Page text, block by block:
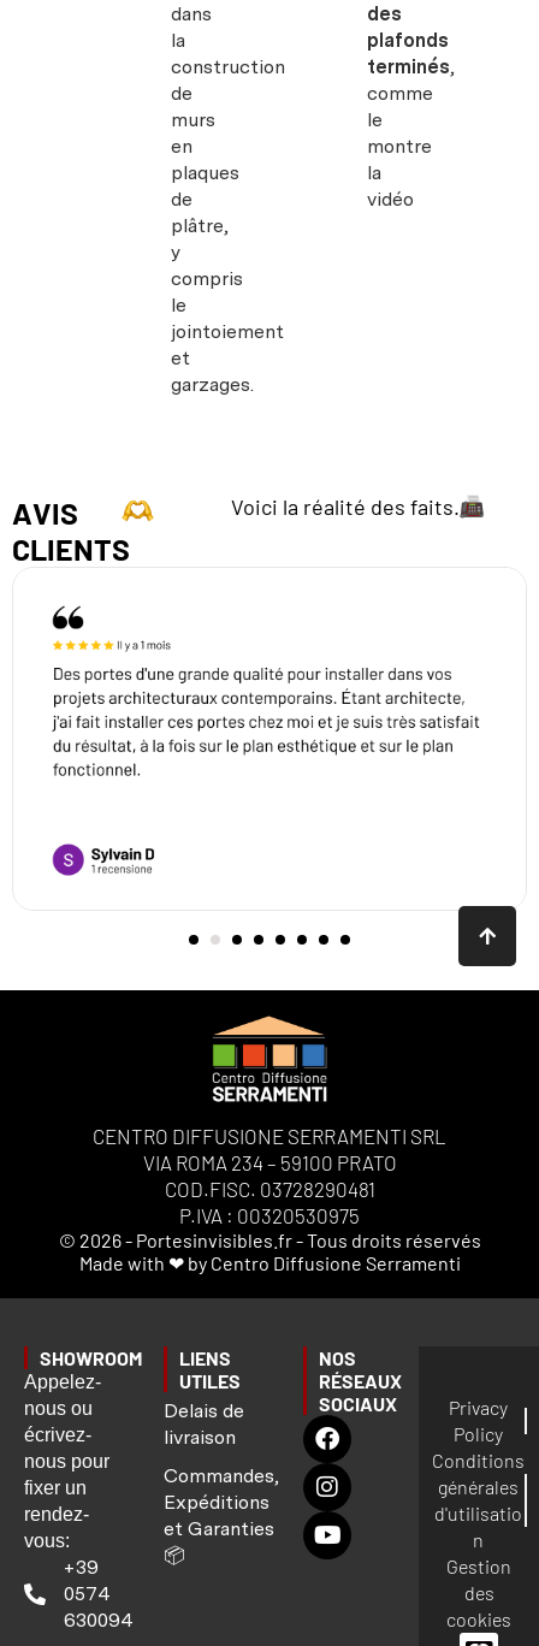
dans
la
construction
de
murs
en
plaques
de
plâtre,
y
compris
le
jointoiement
et
garzages.
des
plafonds
terminés,
comme
le
montre
la
vidéo
AVIS
CLIENTS
Voici la réalité des faits.
CENTRO DIFFUSIONE SERRAMENTI SRL
VIA ROMA 234 – 59100 PRATO
COD.FISC. 03728290481
P.IVA : 00320530975
© 2026 - Portesinvisibles.fr - Tous droits réservés
Made with ❤ by Centro Diffusione Serramenti
SHOWROOM
Appelez-
nous ou
écrivez-
nous pour
fixer un
rendez-
vous:
+39
0574
630094
LIENS
UTILES
Delais de
livraison
Commandes,
Expéditions
et Garanties
📦
NOS
RÉSEAUX
SOCIAUX
Privacy
Policy
Conditions
générales
d'utilisatio
n
Gestion
des
cookies